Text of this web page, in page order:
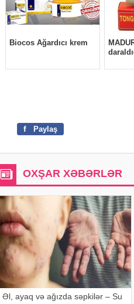
f Paylaş
OXŞAR XƏBƏRLƏR
Əl, ayaq və ağızda səpkilər – Su